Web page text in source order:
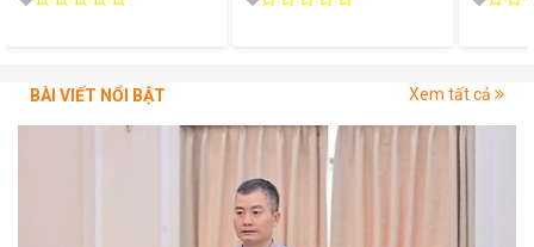
BÀI VIẾT NỔI BẬT Xem tất cả